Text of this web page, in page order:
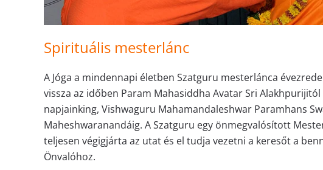
Spirituális mesterlánc
A Jóga a mindennapi életben Szatguru mesterlánca
vissza az időben Param Mahasiddha Avatar Sri Alakhpurijitól
napjainking, Vishwaguru Mahamandaleshwar Paramhans
Maheshwaranandáig. A Szatguru egy önmegvalósított
teljesen végigjárta az utat és el tudja vezetni a keresőt a
Önvalóhoz.